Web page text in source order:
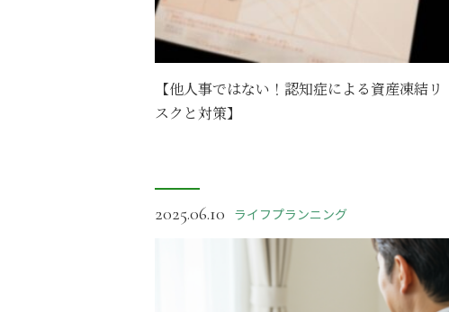
【他人事ではない！認知症による資産凍結リ
スクと対策】
2025.06.10 ライフプランニング